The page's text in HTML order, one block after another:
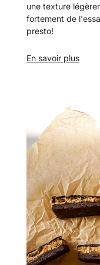
une texture
fortement de
presto!
En savoir plus